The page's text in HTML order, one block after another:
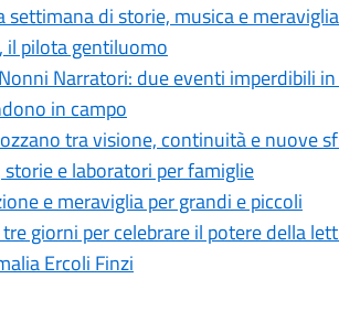
settimana di storie, musica e
il pilota gentiluomo
Narratori: due eventi imperdibili
in campo
tra visione, continuità e nuove
e laboratori per famiglie
e meraviglia per grandi e piccoli
giorni per celebrare il potere della
Ercoli Finzi